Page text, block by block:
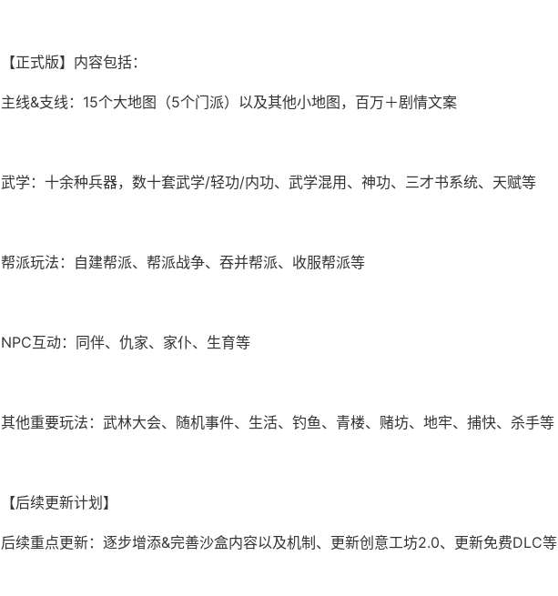
【正式版】内容包括：
主线&支线：15个大地图（5个门派）以及其他小地图，百万＋剧情文案
武学：十余种兵器，数十套武学/轻功/内功、武学混用、神功、三才书系统、天赋等
帮派玩法：自建帮派、帮派战争、吞并帮派、收服帮派等
NPC互动：同伴、仇家、家仆、生育等
其他重要玩法：武林大会、随机事件、生活、钓鱼、青楼、赌坊、地牢、捕快、杀手等
【后续更新计划】
后续重点更新：逐步增添&完善沙盒内容以及机制、更新创意工坊2.0、更新免费DLC等